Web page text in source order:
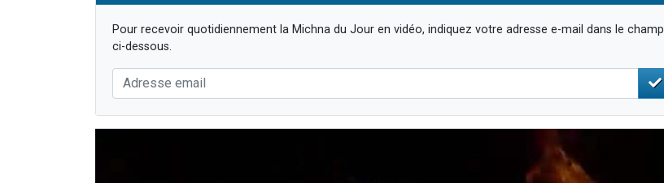
Pour recevoir quotidiennement la Michna du Jour en vidéo, indiquez votre adresse e-mail dans le champ
ci-dessous.